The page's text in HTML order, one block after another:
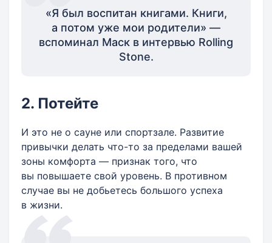
«Я был воспитан книгами. Книги,
а потом уже мои родители» —
вспоминал Маск в интервью Rolling
Stone.
2. Потейте
И это не о сауне или спортзале. Развитие
привычки делать что-то за пределами вашей
зоны комфорта — признак того, что
вы повышаете свой уровень. В противном
случае вы не добьетесь большого успеха
в жизни.